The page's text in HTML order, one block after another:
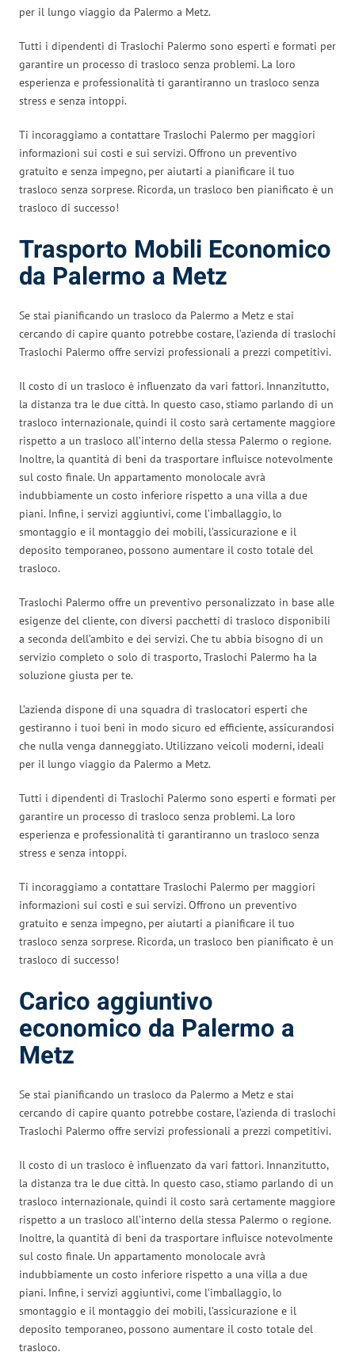
per il lungo viaggio da Palermo a Metz.
Tutti i dipendenti di Traslochi Palermo sono esperti e formati per
garantire un processo di trasloco senza problemi. La loro
esperienza e professionalità ti garantiranno un trasloco senza
stress e senza intoppi.
Ti incoraggiamo a contattare Traslochi Palermo per maggiori
informazioni sui costi e sui servizi. Offrono un preventivo
gratuito e senza impegno, per aiutarti a pianificare il tuo
trasloco senza sorprese. Ricorda, un trasloco ben pianificato è un
trasloco di successo!
Trasporto Mobili Economico
da Palermo a Metz
Se stai pianificando un trasloco da Palermo a Metz e stai
cercando di capire quanto potrebbe costare, l’azienda di traslochi
Traslochi Palermo offre servizi professionali a prezzi competitivi.
Il costo di un trasloco è influenzato da vari fattori. Innanzitutto,
la distanza tra le due città. In questo caso, stiamo parlando di un
trasloco internazionale, quindi il costo sarà certamente maggiore
rispetto a un trasloco all’interno della stessa Palermo o regione.
Inoltre, la quantità di beni da trasportare influisce notevolmente
sul costo finale. Un appartamento monolocale avrà
indubbiamente un costo inferiore rispetto a una villa a due
piani. Infine, i servizi aggiuntivi, come l’imballaggio, lo
smontaggio e il montaggio dei mobili, l’assicurazione e il
deposito temporaneo, possono aumentare il costo totale del
trasloco.
Traslochi Palermo offre un preventivo personalizzato in base alle
esigenze del cliente, con diversi pacchetti di trasloco disponibili
a seconda dell’ambito e dei servizi. Che tu abbia bisogno di un
servizio completo o solo di trasporto, Traslochi Palermo ha la
soluzione giusta per te.
L’azienda dispone di una squadra di traslocatori esperti che
gestiranno i tuoi beni in modo sicuro ed efficiente, assicurandosi
che nulla venga danneggiato. Utilizzano veicoli moderni, ideali
per il lungo viaggio da Palermo a Metz.
Tutti i dipendenti di Traslochi Palermo sono esperti e formati per
garantire un processo di trasloco senza problemi. La loro
esperienza e professionalità ti garantiranno un trasloco senza
stress e senza intoppi.
Ti incoraggiamo a contattare Traslochi Palermo per maggiori
informazioni sui costi e sui servizi. Offrono un preventivo
gratuito e senza impegno, per aiutarti a pianificare il tuo
trasloco senza sorprese. Ricorda, un trasloco ben pianificato è un
trasloco di successo!
Carico aggiuntivo
economico da Palermo a
Metz
Se stai pianificando un trasloco da Palermo a Metz e stai
cercando di capire quanto potrebbe costare, l’azienda di traslochi
Traslochi Palermo offre servizi professionali a prezzi competitivi.
Il costo di un trasloco è influenzato da vari fattori. Innanzitutto,
la distanza tra le due città. In questo caso, stiamo parlando di un
trasloco internazionale, quindi il costo sarà certamente maggiore
rispetto a un trasloco all’interno della stessa Palermo o regione.
Inoltre, la quantità di beni da trasportare influisce notevolmente
sul costo finale. Un appartamento monolocale avrà
indubbiamente un costo inferiore rispetto a una villa a due
piani. Infine, i servizi aggiuntivi, come l’imballaggio, lo
smontaggio e il montaggio dei mobili, l’assicurazione e il
deposito temporaneo, possono aumentare il costo totale del
trasloco.